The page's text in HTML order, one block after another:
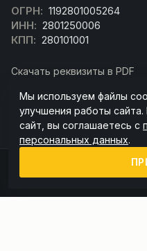
ОГРН: 1192801005264
ИНН: 2801250006
КПП: 280101001
Скачать реквизиты в PDF
(Скачать договор)
Мы используем файлы
улучшения работы
сайт, вы соглашаетесь с
персональных данных.